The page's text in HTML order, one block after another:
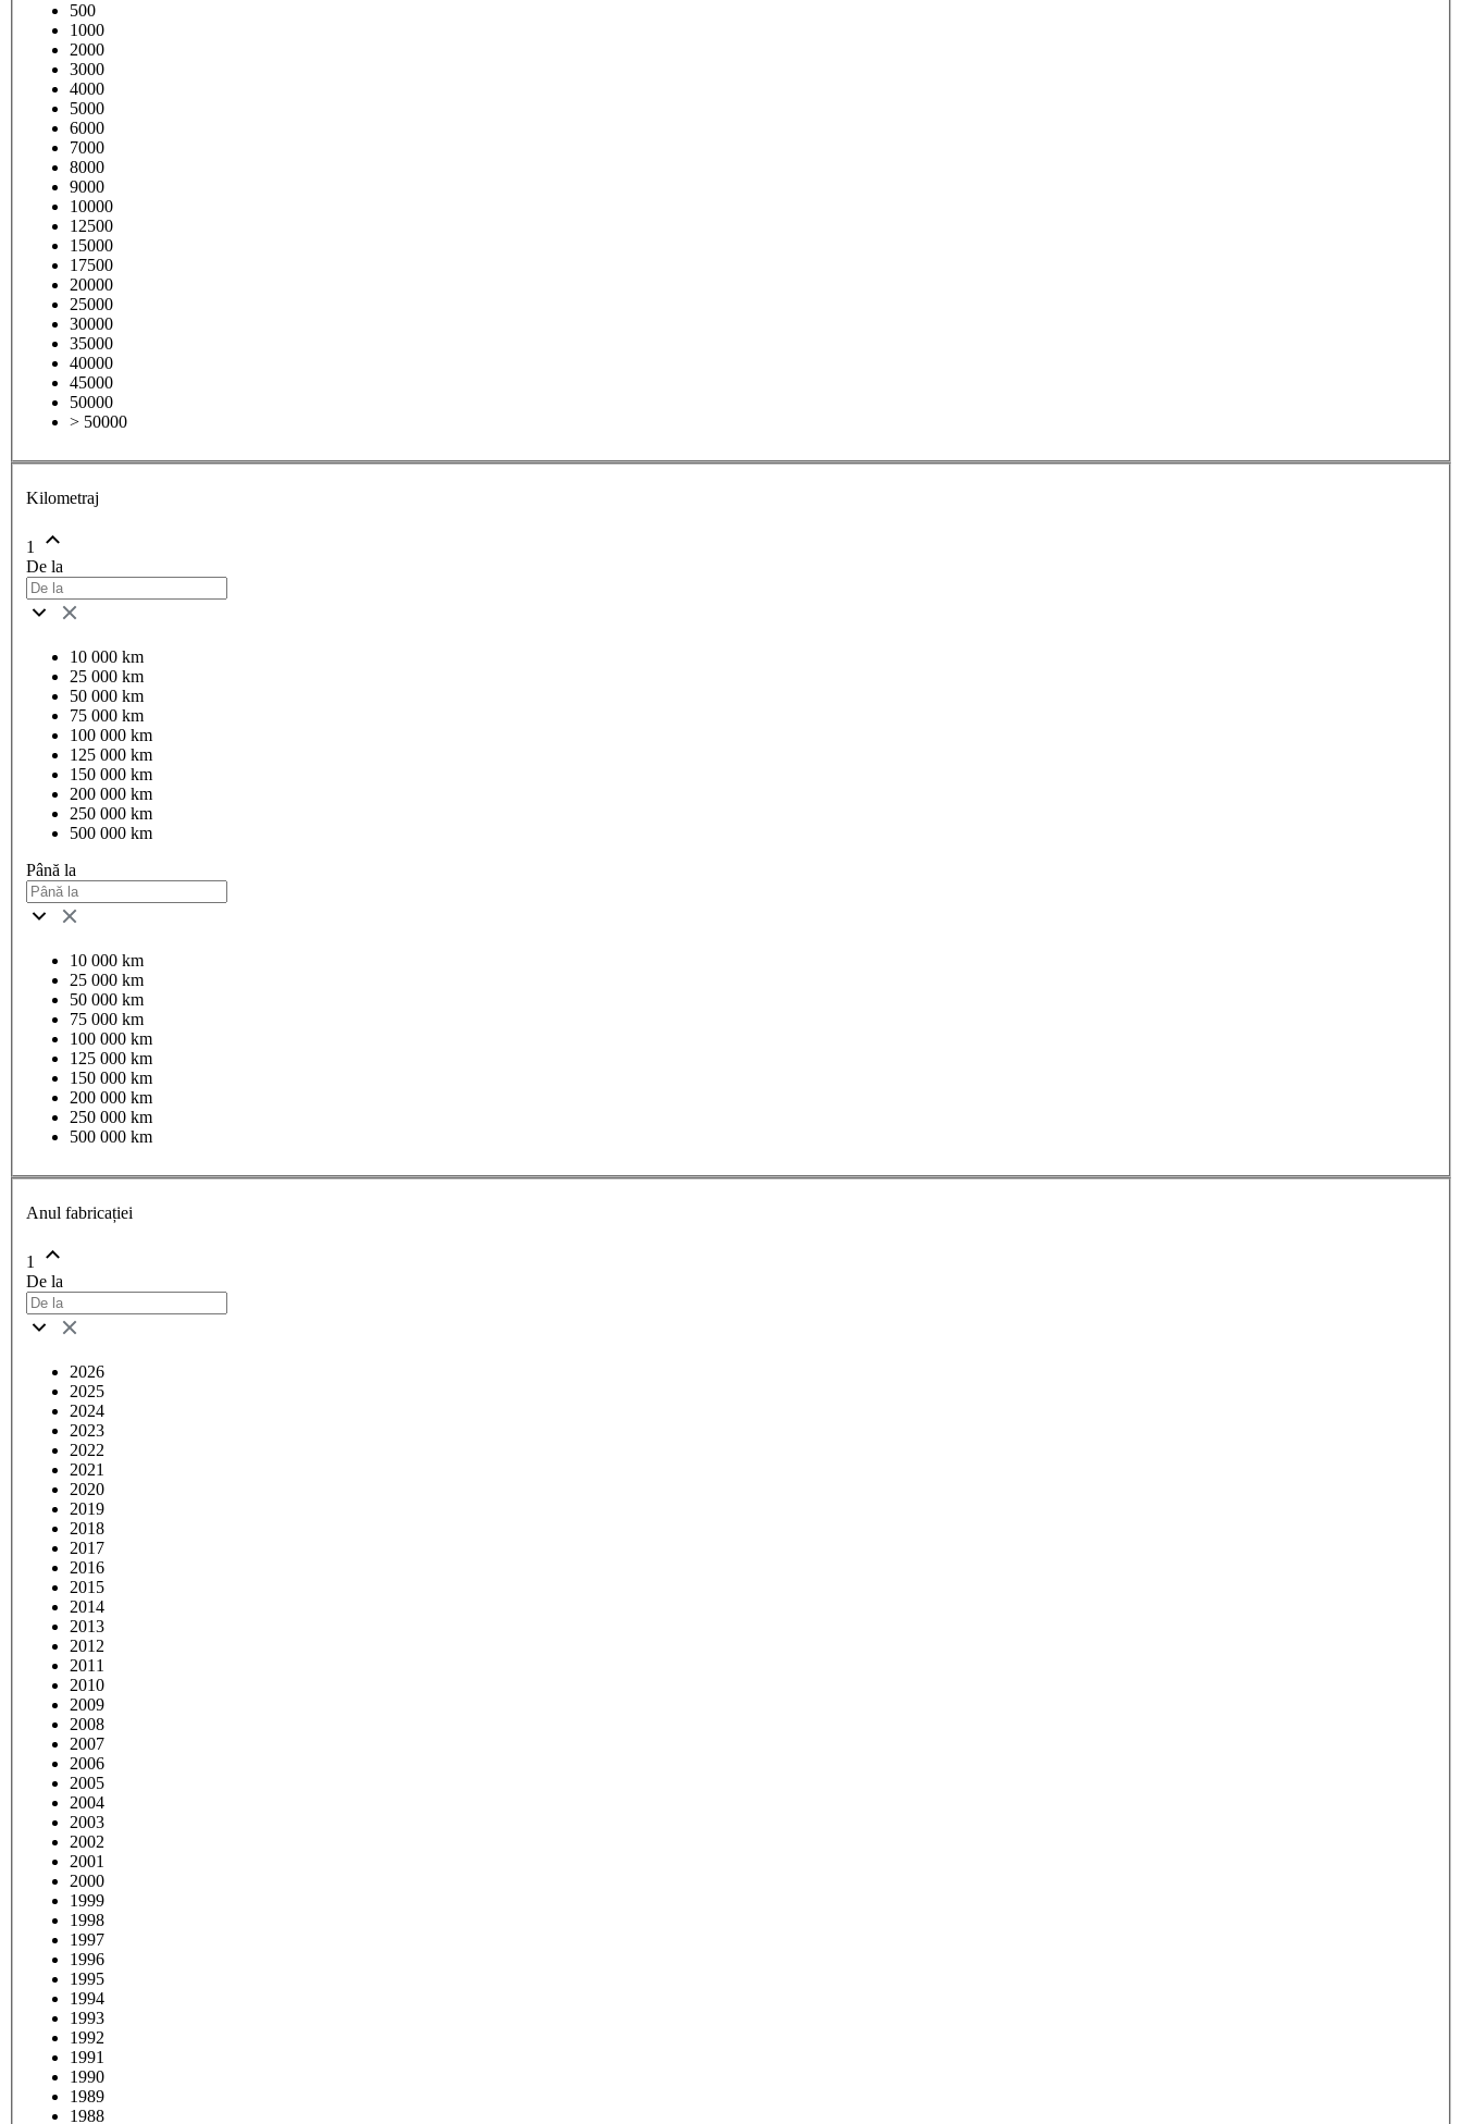
500
1000
2000
3000
4000
5000
6000
7000
8000
9000
10000
12500
15000
17500
20000
25000
30000
35000
40000
45000
50000
> 50000
Kilometraj
1
De la
10 000 km
25 000 km
50 000 km
75 000 km
100 000 km
125 000 km
150 000 km
200 000 km
250 000 km
500 000 km
Până la
10 000 km
25 000 km
50 000 km
75 000 km
100 000 km
125 000 km
150 000 km
200 000 km
250 000 km
500 000 km
Anul fabricației
1
De la
2026
2025
2024
2023
2022
2021
2020
2019
2018
2017
2016
2015
2014
2013
2012
2011
2010
2009
2008
2007
2006
2005
2004
2003
2002
2001
2000
1999
1998
1997
1996
1995
1994
1993
1992
1991
1990
1989
1988